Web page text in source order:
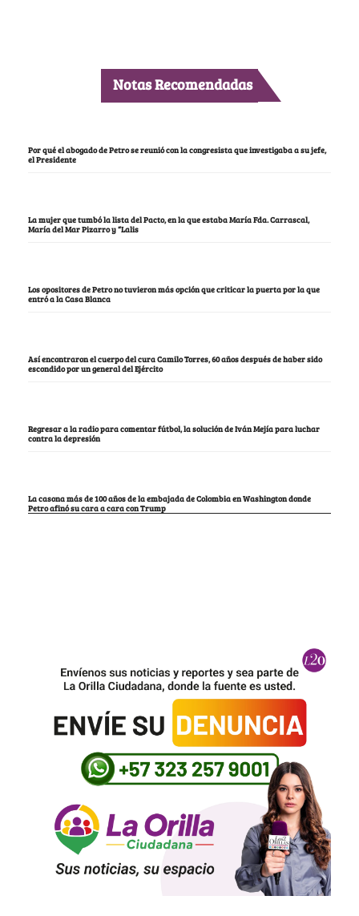
Notas Recomendadas
Por qué el abogado de Petro se reunió con la congresista que investigaba a su jefe,
el Presidente
La mujer que tumbó la lista del Pacto, en la que estaba María Fda. Carrascal,
María del Mar Pizarro y “Lalis
Los opositores de Petro no tuvieron más opción que criticar la puerta por la que
entró a la Casa Blanca
Así encontraron el cuerpo del cura Camilo Torres, 60 años después de haber sido
escondido por un general del Ejército
Regresar a la radio para comentar fútbol, la solución de Iván Mejía para luchar
contra la depresión
La casona más de 100 años de la embajada de Colombia en Washington donde
Petro afinó su cara a cara con Trump